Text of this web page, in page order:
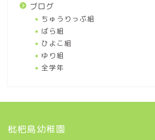
ブログ
ちゅうりっぷ組
ばら組
ひよこ組
ゆり組
全学年
枇杷島幼稚園